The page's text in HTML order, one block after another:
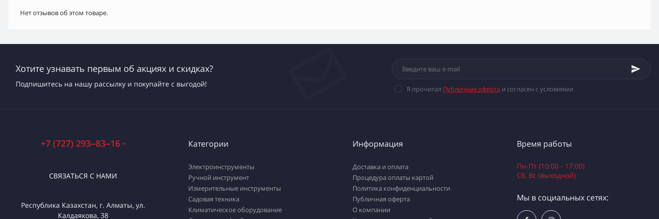
Нет отзывов об этом товаре.
Хотите узнавать первым об акциях и скидках?
Подпишитесь на нашу рассылку и покупайте с выгодой!
Я прочитал Публичная офертаи согласен с условиями
+7 (727) 293‒83‒16
СВЯЗАТЬСЯ С НАМИ
Республика Казахстан, г. Алматы, ул.
Калдаякова, 38
Категории
Электроинструменты
Ручной инструмент
Измерительные инструменты
Садовая техника
Климатическое оборудование
Информация
Доставка и оплата
Процедура оплаты картой
Политика конфиденциальности
Публичная оферта
О компании
Время работы
Пн-Пт (10:00 - 17:00)
Сб, Вс (выходной)
Мы в социальных сетях: